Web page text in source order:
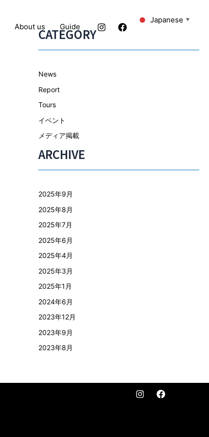
About us Guide
Japanese ▼
CATEGORY
News
Report
Tours
イベント
メディア掲載
ARCHIVE
2025年9月
2025年8月
2025年7月
2025年6月
2025年4月
2025年3月
2025年1月
2024年6月
2023年12月
2023年9月
2023年8月